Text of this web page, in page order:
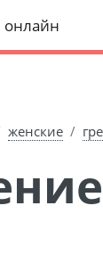
онлайн
женские